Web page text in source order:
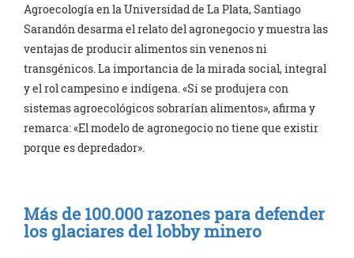
Agroecología en la Universidad de La Plata, Santiago
Sarandón desarma el relato del agronegocio y muestra las
ventajas de producir alimentos sin venenos ni
transgénicos. La importancia de la mirada social, integral
y el rol campesino e indígena. «Si se produjera con
sistemas agroecológicos sobrarían alimentos», afirma y
remarca: «El modelo de agronegocio no tiene que existir
porque es depredador».
Más de 100.000 razones para defender
los glaciares del lobby minero